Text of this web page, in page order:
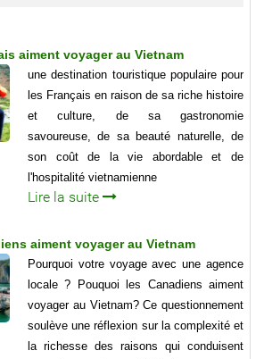
aiment voyager au Vietnam
une destination touristique populaire pour
les Français en raison de sa riche histoire
et culture, de sa gastronomie
savoureuse, de sa beauté naturelle, de
son coût de la vie abordable et de
l'hospitalité vietnamienne
Lire la suite
aiment voyager au Vietnam
Pourquoi votre voyage avec une agence
locale ? Pouquoi les Canadiens aiment
voyager au Vietnam? Ce questionnement
soulève une réflexion sur la complexité et
la richesse des raisons qui conduisent